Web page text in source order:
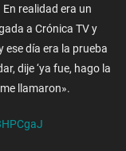
realidad era un
a Crónica TV y
ese día era la prueba
dije ‘ya fue, hago la
llamaron».